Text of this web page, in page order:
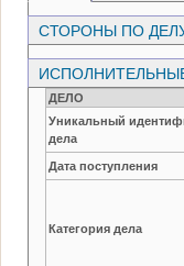
СТОРОНЫ ПО
ДЕЛО
Уникальный
дела
Дата поступления
Категория дела